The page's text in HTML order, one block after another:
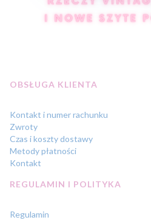
Linki w stopce
OBSŁUGA KLIENTA
Kontakt i numer rachunku
Zwroty
Czas i koszty dostawy
Metody płatności
Kontakt
REGULAMIN I POLITYKA
Regulamin